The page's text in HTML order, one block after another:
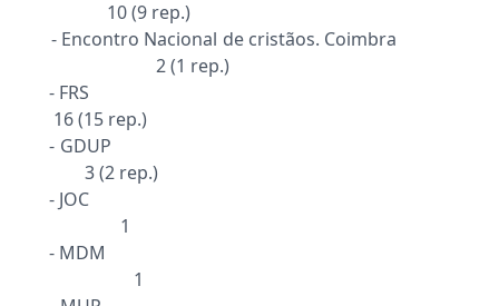
10 (9 rep.)
- Encontro Nacional de cristãos. Coimbra
2 (1 rep.)
- FRS
16 (15 rep.)
- GDUP
3 (2 rep.)
- JOC
1
- MDM
1